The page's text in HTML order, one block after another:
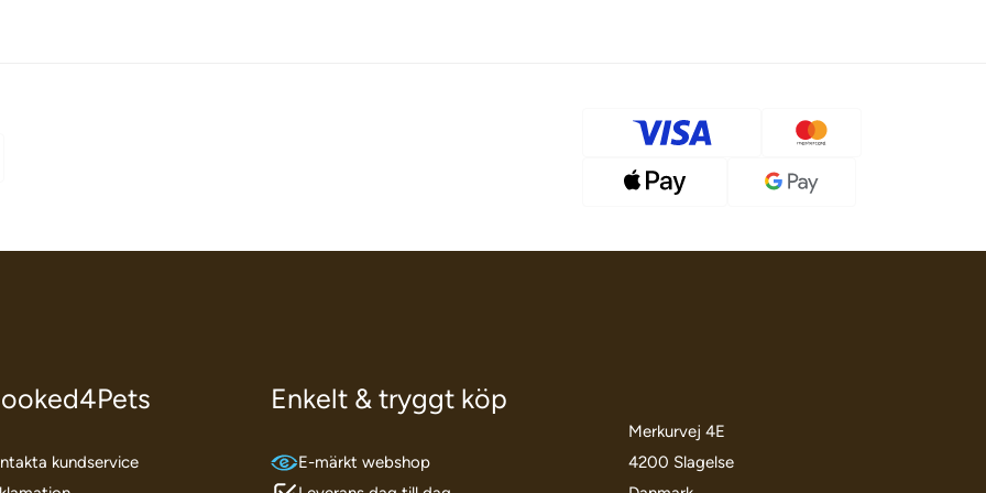
kundservice
Enkelt & tryggt köp
E-märkt webshop
Merkurvej 4E
4200 Slagelse